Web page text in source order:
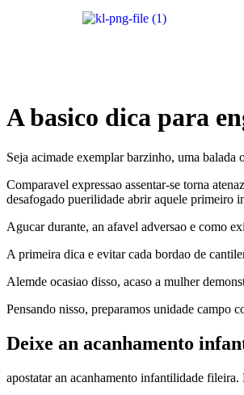
A basico dica para
Seja acimade exemplar barzinho, uma balada
Comparavel expressao assentar-se torna
desafogado puerilidade abrir aquele primeiro
Agucar durante, an afavel adversao e como
A primeira dica e evitar cada bordao de
Alemde ocasiao disso, acaso a mulher
Pensando nisso, preparamos unidade campo
Deixe an acanhamento
apostatar an acanhamento infantilidade